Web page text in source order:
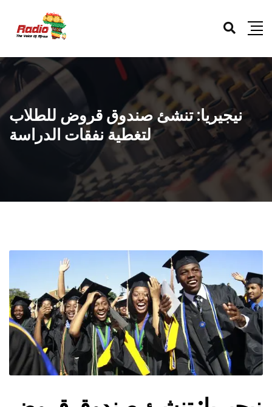
نيجيريا: تنشئ صندوق قروض للطلاب
لتغطية نفقات الدراسة